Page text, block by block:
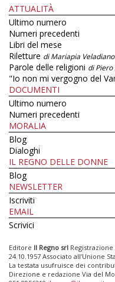
ATTUALITÀ
Ultimo numero
Numeri precedenti
Libri del mese
Riletture di Mariapia Veladiano
Parole delle religioni di Piero
"Io non mi vergogno del
DOCUMENTI
Ultimo numero
Numeri precedenti
MORALIA
Blog
Dialoghi
IL REGNO DELLE DONNE
Blog
NEWSLETTER
Iscriviti
EMAIL
Scrivici
Editore Il Regno srl
24.10.1957 Associato all’Unione
La testata usufruisce dei
Direzione e redazione Via del